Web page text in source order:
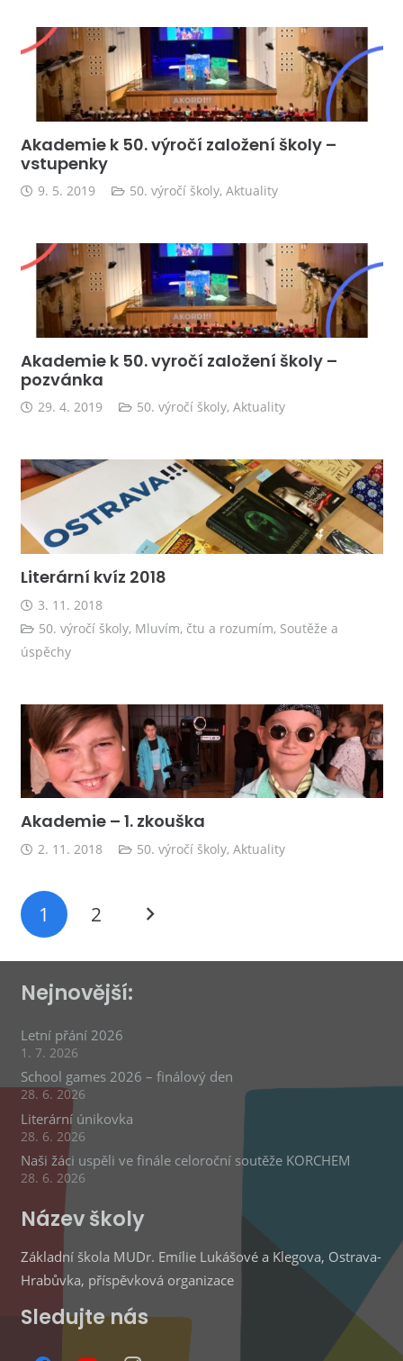
Akademie k 50. výročí založení školy –
vstupenky
9. 5. 2019 50. výročí školy,Aktuality
Akademie k 50. vyročí založení školy –
pozvánka
29. 4. 2019 50. výročí školy,Aktuality
Literární kvíz 2018
3. 11. 2018
50. výročí školy, Mluvím, čtu a rozumím, Soutěže a
úspěchy
Akademie – 1. zkouška
2. 11. 2018 50. výročí školy,Aktuality
1 2
Nejnovější:
Letní přání 2026
1. 7. 2026
School games 2026 – finálový den
28. 6. 2026
Literární únikovka
28. 6. 2026
Naši žáci uspěli ve finále celoroční soutěže KORCHEM
28. 6. 2026
Název školy
Základní škola MUDr. Emílie Lukášové a Klegova, Ostrava-
Hrabůvka, příspěvková organizace
Sledujte nás